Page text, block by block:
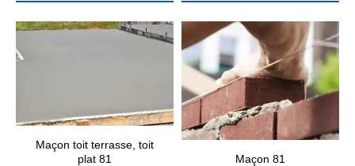
Maçon toit terrasse, toit
plat 81
Maçon 81